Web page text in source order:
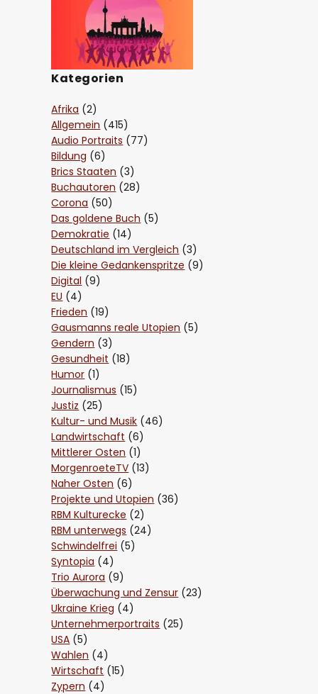
Kategorien
Afrika (2)
Allgemein (415)
Audio Portraits (77)
Bildung (6)
Brics Staaten (3)
Buchautoren (28)
Corona (50)
Das goldene Buch (5)
Demokratie (14)
Deutschland im Vergleich (3)
Die kleine Gedankenspritze (9)
Digital (9)
EU (4)
Frieden (19)
Gausmanns reale Utopien (5)
Gendern (3)
Gesundheit (18)
Humor (1)
Journalismus (15)
Justiz (25)
Kultur- und Musik (46)
Landwirtschaft (6)
Mittlerer Osten (1)
MorgenroeteTV (13)
Naher Osten (6)
Projekte und Utopien (36)
RBM Kulturecke (2)
RBM unterwegs (24)
Schwindelfrei (5)
Syntopia (4)
Trio Aurora (9)
Überwachung und Zensur (23)
Ukraine Krieg (4)
Unternehmerportraits (25)
USA (5)
Wahlen (4)
Wirtschaft (15)
Zypern (4)